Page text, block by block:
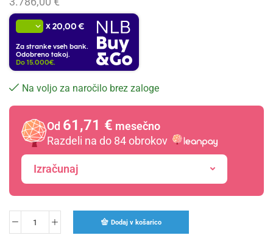
x20,00 €
Za stranke vseh bank.
Odobreno takoj.
Do 15.000€.
Na voljo za naročilo brez zaloge
Od 61,71 € mesečno
Razdeli na do 84 obrokov
Izračunaj
Dodaj v košarico